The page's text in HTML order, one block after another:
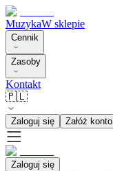
MuzykaW sklepie
Cennik
Zasoby
Kontakt
🇵🇱
Zaloguj się Załóż konto
Zaloguj się